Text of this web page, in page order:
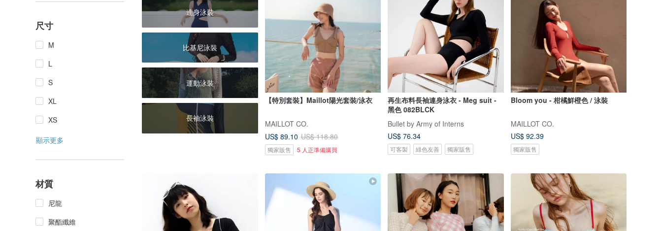
尺寸
M
L
S
XL
XS
顯示更多
材質
尼龍
聚酯纖維
連身泳裝
比基尼泳裝
運動泳裝
長袖泳裝
【特別套裝】Maillot陽光套裝/泳衣
MAILLOT CO.
US$ 89.10 US$ 118.80
獨家販售 5 人正準備購買
再生布料長袖連身泳衣 - Meg suit -
黑色 082BLCK
Bullet by Army of Interns
US$ 76.34
可客製 綠色友善 獨家販售
Bloom you - 柑橘鮮橙色 / 泳裝
MAILLOT CO.
US$ 92.39
獨家販售